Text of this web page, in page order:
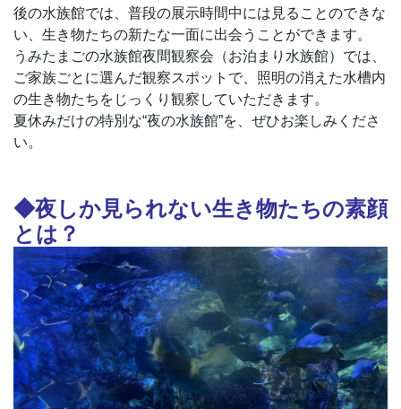
後の水族館では、普段の展示時間中には見ることのできな
い、生き物たちの新たな一面に出会うことができます。
うみたまごの水族館夜間観察会（お泊まり水族館）では、
ご家族ごとに選んだ観察スポットで、照明の消えた水槽内
の生き物たちをじっくり観察していただきます。
夏休みだけの特別な“夜の水族館”を、ぜひお楽しみくださ
い。
◆夜しか見られない生き物たちの素顔
とは？